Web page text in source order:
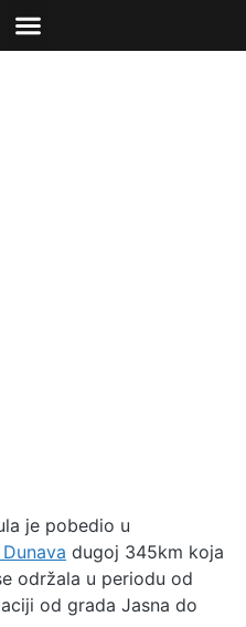
je pobedio u
dugoj 345km koja
održala u periodu od
od grada Jasna do